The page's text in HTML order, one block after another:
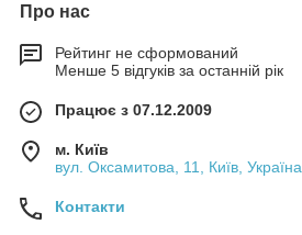
Про нас
Рейтинг не сформований
Менше 5 відгуків за останній рік
Працює з 07.12.2009
м. Київ
вул. Оксамитова, 11, Київ, Україна
Контакти